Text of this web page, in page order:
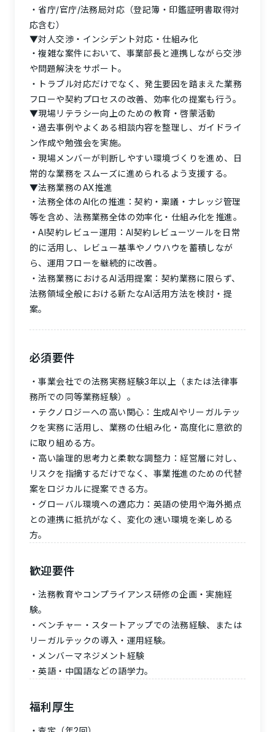
省庁/官庁/法務局対応（登記簿・印鑑証明書取得対
応含む）
▼対人交渉・インシデント対応・仕組み化
複雑な案件において、事業部長と連携しながら交渉
や問題解決をサポート。
トラブル対応だけでなく、発生要因を踏まえた業務
フローや契約プロセスの改善、効率化の提案も行う。
▼現場リテラシー向上のための教育・啓蒙活動
過去事例やよくある相談内容を整理し、ガイドライ
ン作成や勉強会を実施。
現場メンバーが判断しやすい環境づくりを進め、日
常的な業務をスムーズに進められるよう支援する。
▼法務業務のAX推進
法務全体のAI化の推進：契約・稟議・ナレッジ管理
等を含め、法務業務全体の効率化・仕組み化を推進。
AI契約レビュー運用：AI契約レビューツールを日常
的に活用し、レビュー基準やノウハウを蓄積しなが
ら、運用フローを継続的に改善。
法務業務におけるAI活用提案：契約業務に限らず、
法務領域全般における新たなAI活用方法を検討・提
案。
必須要件
事業会社での法務実務経験3年以上（または法律事
務所での同等業務経験）。
テクノロジーへの高い関心：生成AIやリーガルテッ
クを実務に活用し、業務の仕組み化・高度化に意欲的
に取り組める方。
高い論理的思考力と柔軟な調整力：経営層に対し、
リスクを指摘するだけでなく、事業推進のための代替
案をロジカルに提案できる方。
グローバル環境への適応力：英語の使用や海外拠点
との連携に抵抗がなく、変化の速い環境を楽しめる
方。
歓迎要件
法務教育やコンプライアンス研修の企画・実施経
験。
ベンチャー・スタートアップでの法務経験、または
リーガルテックの導入・運用経験。
メンバーマネジメント経験
英語・中国語などの語学力。
福利厚生